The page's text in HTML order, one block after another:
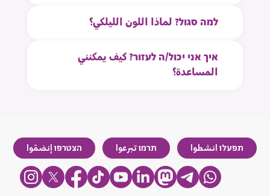
למה סגול? لماذا اللون الليلكي؟
איך אני יכול/ה לעזור? كيف يمكنني
المساعدة؟
תפעלו انشطوا תרמו تبرعوا הצטרפו إنضمّوا